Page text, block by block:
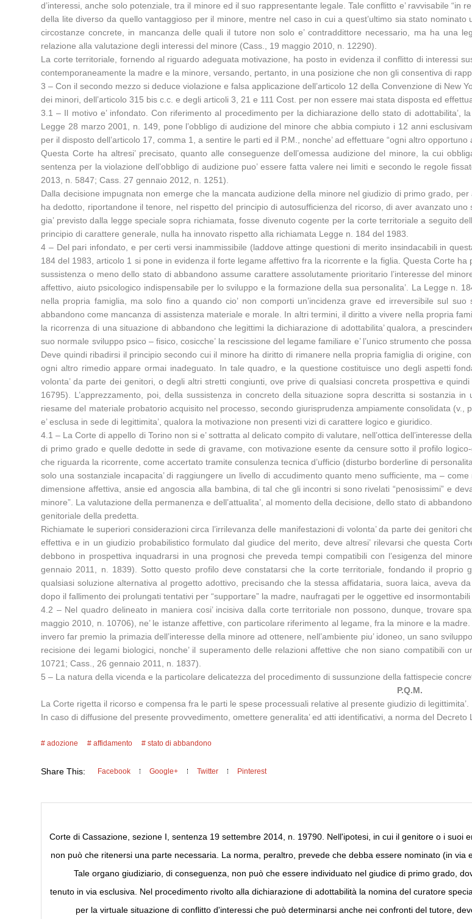
d’interessi, anche solo potenziale, tra il minore ed il suo rappresentante legale. Tale conflitto e’ ravvisabile
della lite diverso da quello vantaggioso per il minore, mentre nel caso in cui a quest’ultimo sia stato
circostanze concrete, in mancanza delle quali il tutore non solo e’ contraddittore necessario, ma ha una
relazione alla valutazione degli interessi del minore (Cass., 19 maggio 2010, n. 12290).
La corte territoriale, fornendo al riguardo adeguata motivazione, ha posto in evidenza il conflitto di interessi
contemporaneamente la madre e la minore, versando, pertanto, in una posizione che non gli consentiva di
3 – Con il secondo mezzo si deduce violazione e falsa applicazione dell’articolo 12 della Convenzione di New
dei minori, dell’articolo 315 bis c.c. e degli articoli 3, 21 e 111 Cost. per non essere mai stata disposta ed
3.1 – Il motivo e’ infondato. Con riferimento al procedimento per la dichiarazione dello stato di
Legge 28 marzo 2001, n. 149, pone l’obbligo di audizione del minore che abbia compiuto i 12 anni
per il disposto dell’articolo 17, comma 1, a sentire le parti ed il P.M., nonche’ ad effettuare “ogni altro
Questa Corte ha altresi’ precisato, quanto alle conseguenze dell’omessa audizione del minore, la cui
sentenza per la violazione dell’obbligo di audizione puo’ essere fatta valere nei limiti e secondo le regole
2013, n. 5847; Cass. 27 gennaio 2012, n. 1251).
Dalla decisione impugnata non emerge che la mancata audizione della minore nel giudizio di primo grado,
ha dedotto, riportandone il tenore, nel rispetto del principio di autosufficienza del ricorso, di aver avanzato uno
gia’ previsto dalla legge speciale sopra richiamata, fosse divenuto cogente per la corte territoriale a seguito
principio di carattere generale, nulla ha innovato rispetto alla richiamata Legge n. 184 del 1983.
4 – Del pari infondato, e per certi versi inammissibile (laddove attinge questioni di merito insindacabili in
184 del 1983, articolo 1 si pone in evidenza il forte legame affettivo fra la ricorrente e la figlia. Questa Corte
sussistenza o meno dello stato di abbandono assume carattere assolutamente prioritario l’interesse del
affettivo, aiuto psicologico indispensabile per lo sviluppo e la formazione della sua personalita’. La Legge n.
nella propria famiglia, ma solo fino a quando cio’ non comporti un’incidenza grave ed irreversibile sul
abbandono come mancanza di assistenza materiale e morale. In altri termini, il diritto a vivere nella propria
la ricorrenza di una situazione di abbandono che legittimi la dichiarazione di adottabilita’ qualora, a
suo normale sviluppo psico – fisico, cosicche’ la rescissione del legame familiare e’ l’unico strumento che
Deve quindi ribadirsi il principio secondo cui il minore ha diritto di rimanere nella propria famiglia di origine,
ogni altro rimedio appare ormai inadeguato. In tale quadro, e la questione costituisce uno degli aspetti
volonta’ da parte dei genitori, o degli altri stretti congiunti, ove prive di qualsiasi concreta prospettiva e
16795). L’apprezzamento, poi, della sussistenza in concreto della situazione sopra descritta si sostanzia
riesame del materiale probatorio acquisito nel processo, secondo giurisprudenza ampiamente consolidata
e’ esclusa in sede di legittimita’, qualora la motivazione non presenti vizi di carattere logico e giuridico.
4.1 – La Corte di appello di Torino non si e’ sottratta al delicato compito di valutare, nell’ottica dell’interesse
di primo grado e quelle dedotte in sede di gravame, con motivazione esente da censure sotto il profilo
che riguarda la ricorrente, come accertato tramite consulenza tecnica d’ufficio (disturbo borderline di
solo una sostanziale incapacita’ di raggiungere un livello di accudimento quanto meno sufficiente, ma –
dimensione affettiva, ansie ed angoscia alla bambina, di tal che gli incontri si sono rivelati “penosissimi” e
minore”. La valutazione della permanenza e dell’attualita’, al momento della decisione, dello stato di
genitoriale della predetta.
Richiamate le superiori considerazioni circa l’irrilevanza delle manifestazioni di volonta’ da parte dei genitori
effettiva e in un giudizio probabilistico formulato dal giudice del merito, deve altresi’ rilevarsi che questa
debbono in prospettiva inquadrarsi in una prognosi che preveda tempi compatibili con l’esigenza del
gennaio 2011, n. 1839). Sotto questo profilo deve constatarsi che la corte territoriale, fondando il proprio
qualsiasi soluzione alternativa al progetto adottivo, precisando che la stessa affidataria, suora laica, aveva
dopo il fallimento dei prolungati tentativi per “supportare” la madre, naufragati per le oggettive ed insormontabili
4.2 – Nel quadro delineato in maniera cosi’ incisiva dalla corte territoriale non possono, dunque, trovare
maggio 2010, n. 10706), ne’ le istanze affettive, con particolare riferimento al legame, fra la minore e la
invero far premio la primazia dell’interesse della minore ad ottenere, nell’ambiente piu’ idoneo, un sano
recisione dei legami biologici, nonche’ il superamento delle relazioni affettive che non siano compatibili con
10721; Cass., 26 gennaio 2011, n. 1837).
5 – La natura della vicenda e la particolare delicatezza del procedimento di sussunzione della fattispecie
P.Q.M.
La Corte rigetta il ricorso e compensa fra le parti le spese processuali relative al presente giudizio di legittimita’.
In caso di diffusione del presente provvedimento, omettere generalita’ ed atti identificativi, a norma del
adozione affidamento stato di abbandono
Share This: Facebook Google+ Twitter Pinterest
Corte di Cassazione, sezione I, sentenza 19 settembre 2014, n. 19790. Nell'ipotesi, in cui il genitore o i
non può che ritenersi una parte necessaria. La norma, peraltro, prevede che debba essere nominato (in via
Tale organo giudiziario, di conseguenza, non può che essere individuato nel giudice di primo grado,
tenuto in via esclusiva. Nel procedimento rivolto alla dichiarazione di adottabilità la nomina del curatore
per la virtuale situazione di conflitto d'interessi che può determinarsi anche nei confronti del tutore,